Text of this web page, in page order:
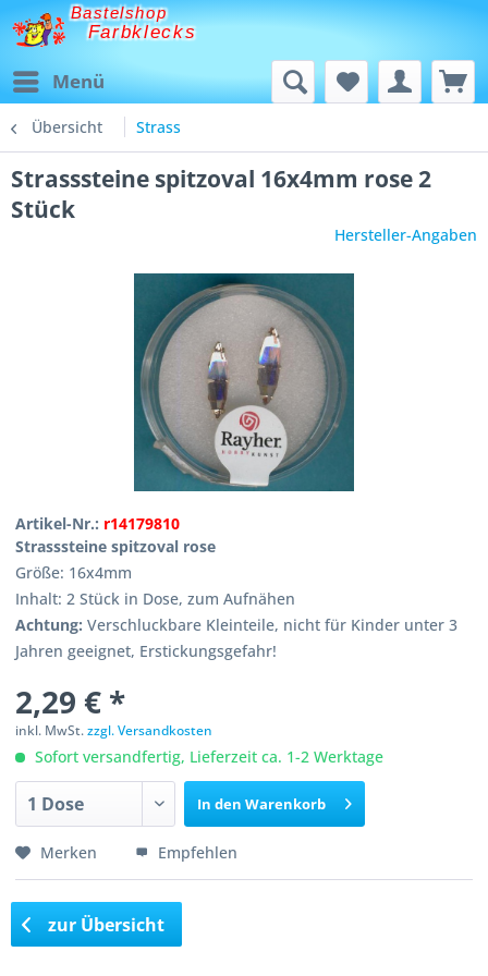
Bastelshop
Farbklecks
Menü
Übersicht Strass
Strasssteine spitzoval 16x4mm rose 2
Stück
Hersteller-Angaben
Artikel-Nr.: r14179810
Strasssteine spitzoval rose
Größe: 16x4mm
Inhalt: 2 Stück in Dose, zum Aufnähen
Achtung: Verschluckbare Kleinteile, nicht für Kinder unter 3
Jahren geeignet, Erstickungsgefahr!
2,29 € *
inkl. MwSt.zzgl. Versandkosten
Sofort versandfertig, Lieferzeit ca. 1-2 Werktage
In den Warenkorb
Merken Empfehlen
zur Übersicht